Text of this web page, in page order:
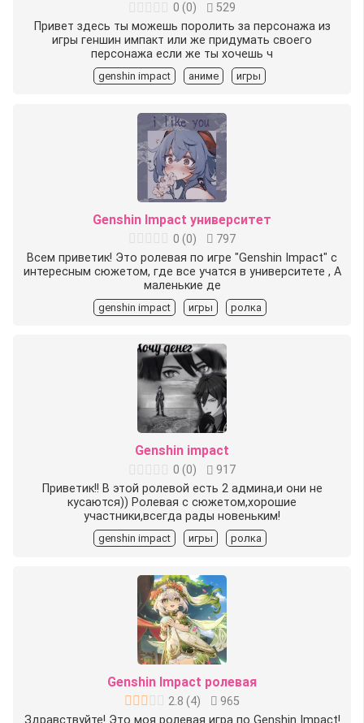
0 (0)
529
Привет здесь ты можешь поролить за персонажа из
игры геншин импакт или же придумать своего
персонажа если же ты хочешь ч
genshin impact аниме игры
Genshin Impact университет
0 (0)
797
Всем приветик! Это ролевая по игре "Genshin Impact" с
интересным сюжетом, где все учатся в университете , А
маленькие де
genshin impact игры ролка
Genshin impact
0 (0)
917
Приветик!! В этой ролевой есть 2 админа,и они не
кусаются)) Ролевая с сюжетом,хорошие
участники,всегда рады новеньким!
genshin impact игры ролка
Genshin Impact ролевая
2.8 (4)
965
Здравствуйте! Это моя ролевая игра по Genshin Impact!